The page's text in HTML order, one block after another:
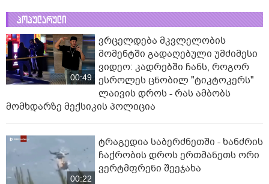
პოპულარული
00:49
ვრცელდება მკვლელობის
მომენტში გადაღებული უმძიმესი
ვიდეო: კადრებში ჩანს, როგორ
ესროლეს ცნობილ "ტიკტოკერს"
ლაივის დროს - რას ამბობს
მომხდარზე მექსიკის პოლიცია
00:22
ტრაგედია საბერძნეთში - ხანძრის
ჩაქრობის დროს ერთმანეთს ორი
ვერტმფრენი შეეჯახა